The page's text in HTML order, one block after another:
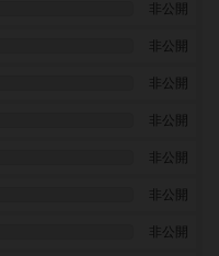
非公開
非公開
非公開
非公開
非公開
非公開
非公開